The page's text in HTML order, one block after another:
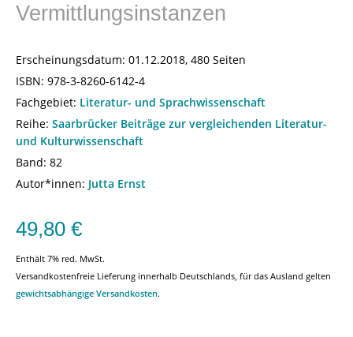
Vermittlungsinstanzen
Erscheinungsdatum: 01.12.2018, 480 Seiten
ISBN: 978-3-8260-6142-4
Fachgebiet: Literatur- und Sprachwissenschaft
Reihe: Saarbrücker Beiträge zur vergleichenden Literatur-
und Kulturwissenschaft
Band: 82
Autor*innen: Jutta Ernst
49,80 €
Enthält 7% red. MwSt.
Versandkostenfreie Lieferung innerhalb Deutschlands, für das Ausland gelten
gewichtsabhängige Versandkosten.